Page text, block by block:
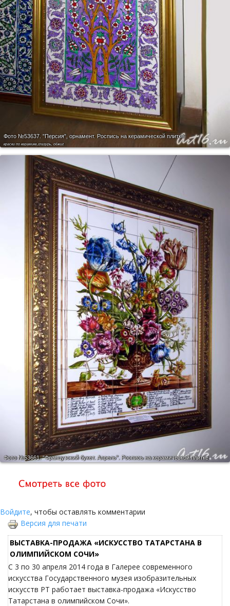
Фото №53637. "Персия", орнамент. Роспись на керамической плитке
краски по керамике,глазурь, обжиг
Фото №53661."Французский букет. Апрель". Роспись на керамической плитке
Войдите, чтобы оставлять комментарии
Версия для печати
ВЫСТАВКА-ПРОДАЖА «ИСКУССТВО ТАТАРСТАНА В
ОЛИМПИЙСКОМ СОЧИ»
С 3 по 30 апреля 2014 года в Галерее современного
искусства Государственного музея изобразительных
искусств РТ работает выставка-продажа «Искусство
Татарстана в олимпийском Сочи».